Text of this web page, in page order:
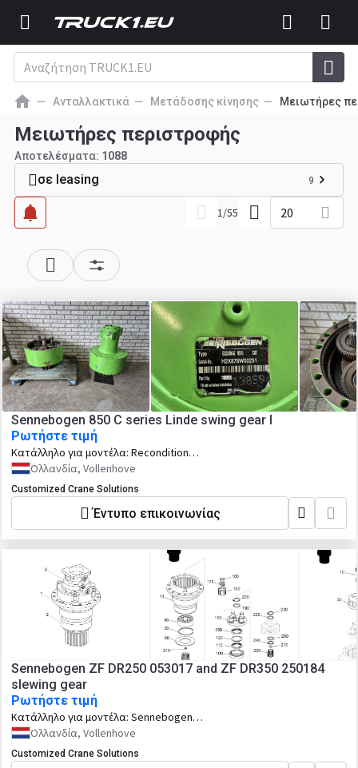
Ανταλλακτικά Μετάδοσης κίνησης Μειωτήρες
Μειωτήρες περιστροφής
Αποτελέσματα: 1088
σε leasing 9
1/55 20
Sennebogen 850 C series Linde swing gear l
Ρωτήστε τιμή
Κατάλληλο για μοντέλα: Reconditioned
Linde GS-3500 V swing gear for
Sennebogen 850 C series.
Ολλανδία, Vollenhove
Customized Crane Solutions
Έντυπο επικοινωνίας
Sennebogen ZF DR250 053017 and ZF DR350 250184
slewing gear
Ρωτήστε τιμή
Κατάλληλο για μοντέλα: Sennebogen
818 821 825 E series ( and older type
sennebogen cranes with this slewing
reduction ).
Ολλανδία, Vollenhove
Customized Crane Solutions